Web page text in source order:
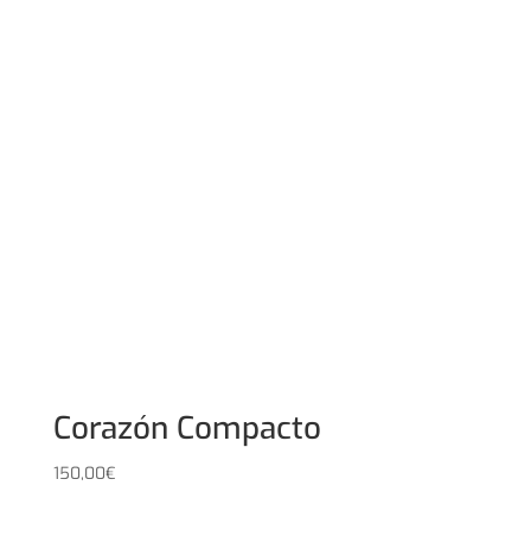
Corazón Compacto
150,00€